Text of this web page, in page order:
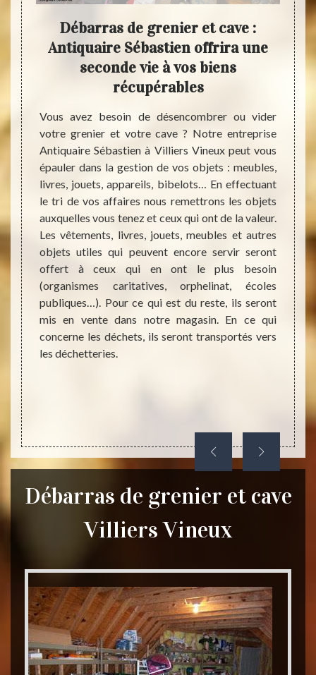
:
où
très
que
à
y a
vous
Débarras de grenier et cave :
Antiquaire Sébastien offrira une
seconde vie à vos biens
récupérables
Vous avez besoin de désencombrer ou vider
votre grenier et votre cave ? Notre entreprise
Antiquaire Sébastien à Villiers Vineux peut vous
épauler dans la gestion de vos objets : meubles,
livres, jouets, appareils, bibelots… En effectuant
le tri de vos affaires nous remettrons les objets
auxquelles vous tenez et ceux qui ont de la valeur.
Les vêtements, livres, jouets, meubles et autres
objets utiles qui peuvent encore servir seront
offert à ceux qui en ont le plus besoin
(organismes caritatives, orphelinat, écoles
publiques…). Pour ce qui est du reste, ils seront
mis en vente dans notre magasin. En ce qui
concerne les déchets, ils seront transportés vers
les déchetteries.
Les
d’y
ce
faire
ont
des
Débarras de grenier et cave
Villiers Vineux